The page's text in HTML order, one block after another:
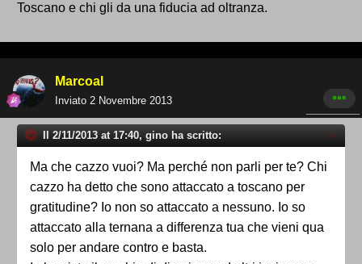
Toscano e chi gli da una fiducia ad oltranza.
Marcoal
Inviato 2 Novembre 2013
Il 2/11/2013 at 17:40, gino ha scritto:
Ma che cazzo vuoi? Ma perché non parli per te? Chi
cazzo ha detto che sono attaccato a toscano per
gratitudine? Io non so attaccato a nessuno. Io so
attaccato alla ternana a differenza tua che vieni qua
solo per andare contro e basta.